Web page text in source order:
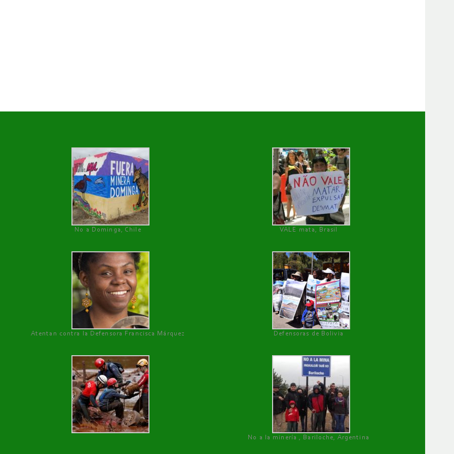
No a Dominga, Chile
VALE mata, Brasil
Atentan contra la Defensora Francisca Márquez Defensoras de Bolivia
No a la minería , Bariloche, Argentina